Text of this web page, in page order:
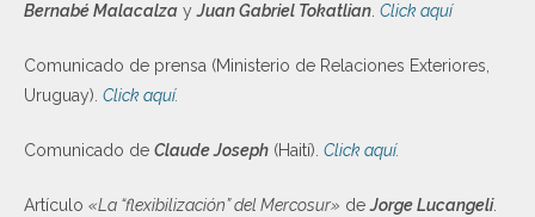
Bernabé Malacalza yJuan Gabriel Tokatlian. Click aquí
Comunicado de prensa (Ministerio de Relaciones Exteriores,
Uruguay). Click aquí.
Comunicado de Claude Joseph (Haití). Click aquí.
Artículo «La “flexibilización” del Mercosur» deJorge Lucangeli.